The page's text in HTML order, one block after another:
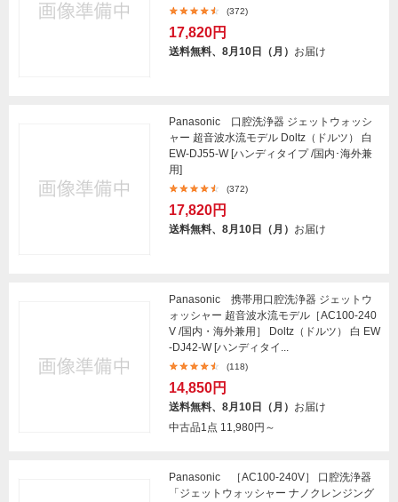
(372)
17,820円
送料無料、8月10日（月） お届け
Panasonic 口腔洗浄器 ジェットウォッシ
ャー 超音波水流モデル Doltz（ドルツ） 白
EW-DJ55-W [ハンディタイプ /国内･海外兼
用]
(372)
17,820円
送料無料、8月10日（月） お届け
Panasonic 携帯用口腔洗浄器 ジェットウ
ォッシャー 超音波水流モデル［AC100-240
V /国内・海外兼用］ Doltz（ドルツ） 白 EW
-DJ42-W [ハンディタイ...
(118)
14,850円
送料無料、8月10日（月） お届け
中古品1点 11,980円～
Panasonic ［AC100-240V］ 口腔洗浄器
「ジェットウォッシャー ナノクレンジング